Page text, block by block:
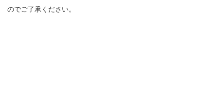
のでご了承ください。